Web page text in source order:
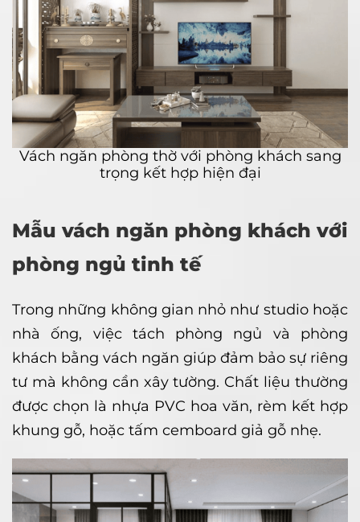
Vách ngăn phòng thờ với phòng khách sang
trọng kết hợp hiện đại
Mẫu vách ngăn phòng khách với
phòng ngủ tinh tế
Trong những không gian nhỏ như studio hoặc
nhà ống, việc tách phòng ngủ và phòng
khách bằng vách ngăn giúp đảm bảo sự riêng
tư mà không cần xây tường. Chất liệu thường
được chọn là nhựa PVC hoa văn, rèm kết hợp
khung gỗ, hoặc tấm cemboard giả gỗ nhẹ.